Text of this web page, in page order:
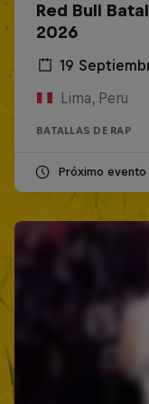
Red Bull
2026
19
Lima, Peru
BATALLAS DE RAP
Próximo evento